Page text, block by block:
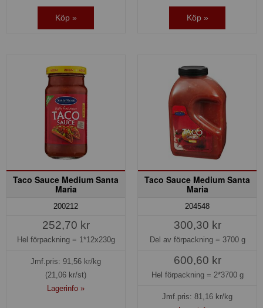
Köp » Köp »
Taco Sauce Medium Santa
Maria
200212
252,70 kr
Hel förpackning = 1*12x230g
Jmf.pris: 91,56 kr/kg
(21,06 kr/st)
Lagerinfo »
Taco Sauce Medium Santa
Maria
204548
300,30 kr
Del av förpackning = 3700 g
600,60 kr
Hel förpackning = 2*3700 g
Jmf.pris: 81,16 kr/kg